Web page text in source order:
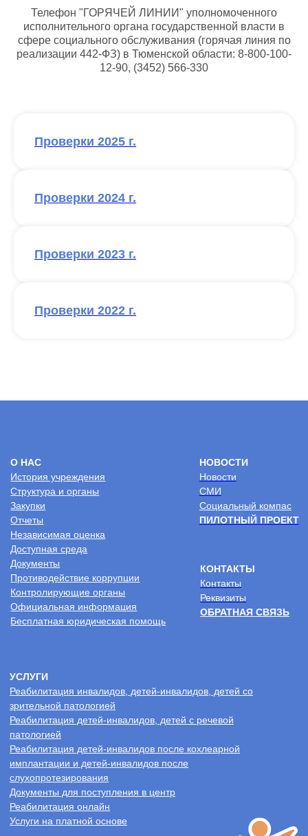
Телефон "ГОРЯЧЕЙ ЛИНИИ" уполномоченного
исполнительного органа государственной власти в
сфере социального обслуживания (горячая линия по
реализации 442-ФЗ) в Тюменской области: 8-800-100-
12-90, (3452) 566-330
Проверки 2025 г.
Проверки 2024 г.
Проверки 2023 г.
Проверки 2022 г.
Доступная среда
Документы
Противодействие коррупции
Контролирующие органы
Официальная информация
Бесплатная юридическая помощь
КОНТАКТЫ
Контакты
Реквизиты
Реабилитация детей-инвалидов, детей с речевой
патологией
Реабилитация онлайн